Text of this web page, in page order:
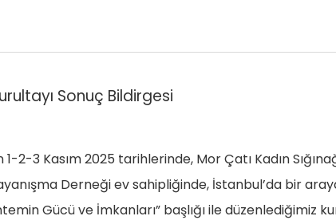
Sonuç Bildirgesi
2-3 Kasım 2025 tarihlerinde, Mor Çatı Kadın
Derneği ev sahipliğinde, İstanbul’da bir
Gücü ve İmkanları” başlığı ile düzenlediğimiz